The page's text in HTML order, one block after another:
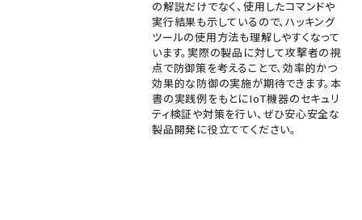
の解説だけでなく、使用したコマンドや
実行結果も示しているので、ハッキング
ツールの使用方法も理解しやすくなって
います。実際の製品に対して攻撃者の視
点で防御策を考えることで、効率的かつ
効果的な防御の実施が期待できます。本
書の実践例をもとにIoT機器のセキュリ
ティ検証や対策を行い、ぜひ安心安全な
製品開発に役立ててください。